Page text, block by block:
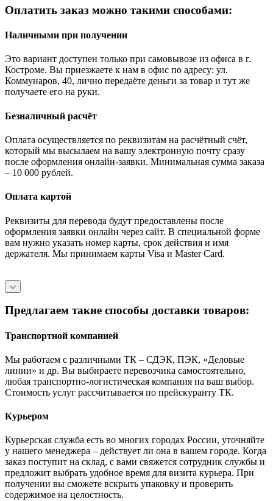
Оплатить заказ можно такими способами:
Наличными при получении
Это вариант доступен только при самовывозе из офиса в г.
Костроме. Вы приезжаете к нам в офис по адресу: ул.
Коммунаров, 40, лично передаёте деньги за товар и тут же
получаете его на руки.
Безналичный расчёт
Оплата осуществляется по реквизитам на расчётный счёт,
который мы высылаем на вашу электронную почту сразу
после оформления онлайн-заявки. Минимальная сумма заказа
– 10 000 рублей.
Оплата картой
Реквизиты для перевода будут предоставлены после
оформления заявки онлайн через сайт. В специальной форме
вам нужно указать номер карты, срок действия и имя
держателя. Мы принимаем карты Visa и Master Card.
Предлагаем такие способы доставки товаров:
Транспортной компанией
Мы работаем с различными ТК – СДЭК, ПЭК, «Деловые
линии» и др. Вы выбираете перевозчика самостоятельно,
любая транспортно-логистическая компания на ваш выбор.
Cтоимость услуг рассчитывается по прейскуранту ТК.
Курьером
Курьерская служба есть во многих городах России, уточняйте
у нашего менеджера – действует ли она в вашем городе. Когда
заказ поступит на склад, с вами свяжется сотрудник службы и
предложит выбрать удобное время для визита курьера. При
получении вы сможете вскрыть упаковку и проверить
содержимое на целостность.